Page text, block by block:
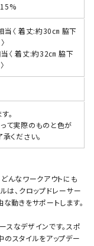
15%
当〈 着丈:約30㎝ 脇下
当〈 着丈:約32㎝ 脇下
。
て実際のものと色が
ください。
んなワークアウトにも
は、クロップドレーサー
動きをサポートします。
スなデザインです。スポ
のスタイルをアップデー